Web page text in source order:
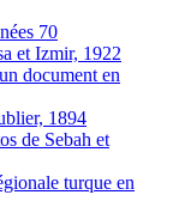
70
et Izmir, 1922
document en
1894
de Sebah et
turque en